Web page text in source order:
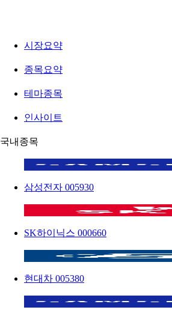
시장요약
종목요약
테마종목
인사이트
국내종목
삼성전자 005930
SK하이닉스 000660
현대차 005380